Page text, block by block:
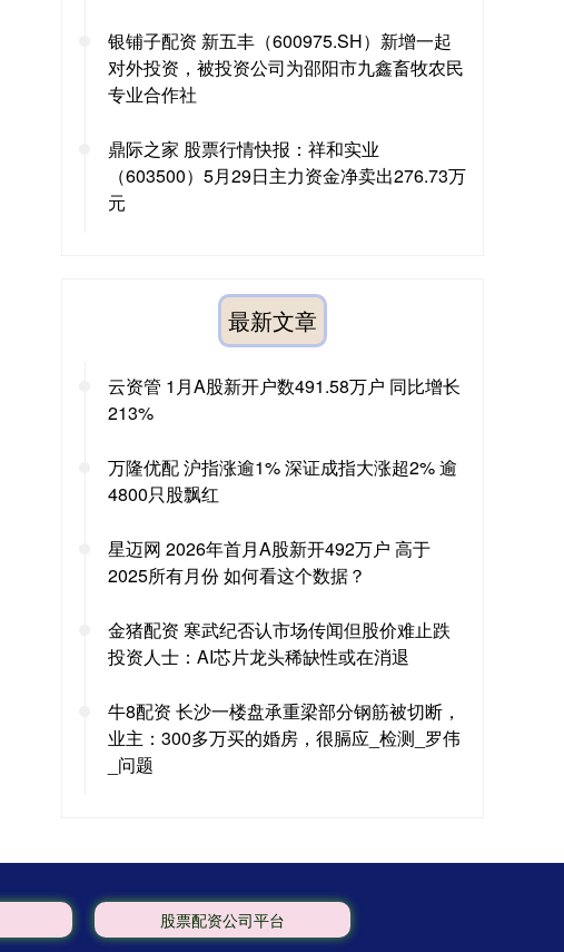
银铺子配资 新五丰（600975.SH）新增一起
对外投资，被投资公司为邵阳市九鑫畜牧农民
专业合作社
鼎际之家 股票行情快报：祥和实业
（603500）5月29日主力资金净卖出276.73万
元
最新文章
云资管 1月A股新开户数491.58万户 同比增长
213%
万隆优配 沪指涨逾1% 深证成指大涨超2% 逾
4800只股飘红
星迈网 2026年首月A股新开492万户 高于
2025所有月份 如何看这个数据？
金猪配资 寒武纪否认市场传闻但股价难止跌
投资人士：AI芯片龙头稀缺性或在消退
牛8配资 长沙一楼盘承重梁部分钢筋被切断，
业主：300多万买的婚房，很膈应_检测_罗伟
_问题
股票配资公司平台